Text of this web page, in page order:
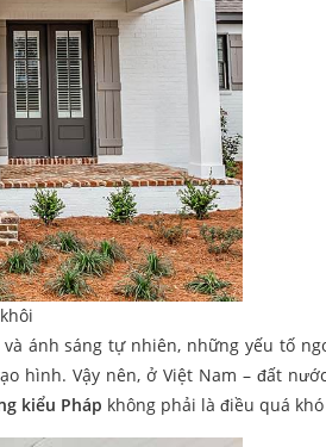
ánh sáng tự nhiên, những yếu tố
hình. Vậy nên, ở Việt Nam – đất
kiểu Pháp không phải là điều quá